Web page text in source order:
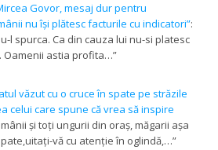
Govor, mesaj dur pentru
nu își plătesc facturile cu indicatori”:
l spurca. Ca din cauza lui nu-si platesc
Oamenii astia profita…”
văzut cu o cruce în spate pe străzile
celui care spune că vrea să inspire
și toți ungurii din oraș, măgarii așa
vă cu atenție în oglindă,…”